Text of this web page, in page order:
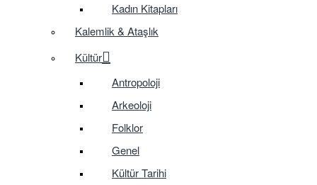
Kadın Kitapları
Kalemlik & Ataşlık
Kültür
Antropoloji
Arkeoloji
Folklor
Genel
Kültür Tarihi